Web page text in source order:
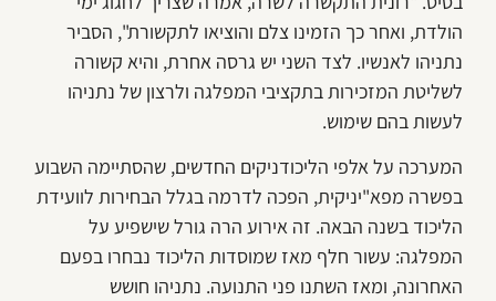
הולדת, ואחר כך הזמינו צלם והוציאו לתקשורת", הסביר
נתניהו לאנשיו. לצד השני יש גרסה אחרת, והיא קשורה
לשליטת המזכירות בתקציבי המפלגה ולרצון של נתניהו
לעשות בהם שימוש.
המערכה על אלפי הליכודניקים החדשים, שהסתיימה השבוע
בפשרה מפא"יניקית, הפכה לדרמה בגלל הבחירות לוועידת
הליכוד בשנה הבאה. זה אירוע הרה גורל שישפיע על
המפלגה: עשור חלף מאז שמוסדות הליכוד נבחרו בפעם
האחרונה, ומאז השתנו פני התנועה. נתניהו חושש